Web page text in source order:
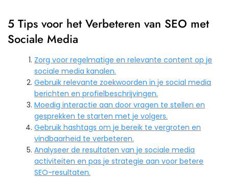
5 Tips voor het Verbeteren van SEO met
Sociale Media
Zorg voor regelmatige en relevante content op je
sociale media kanalen.
Gebruik relevante zoekwoorden in je social media
berichten en profielbeschrijvingen.
Moedig interactie aan door vragen te stellen en
gesprekken te starten met je volgers.
Gebruik hashtags om je bereik te vergroten en
vindbaarheid te verbeteren.
Analyseer de resultaten van je sociale media
activiteiten en pas je strategie aan voor betere
SEO-resultaten.